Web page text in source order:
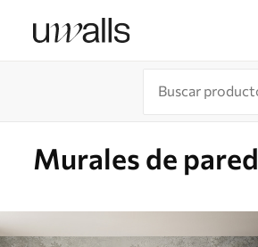
Murales de pared